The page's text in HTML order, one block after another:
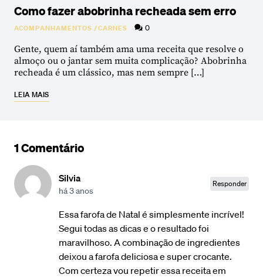
Como fazer abobrinha recheada sem erro
ACOMPANHAMENTOS /CARNES 0
Gente, quem aí também ama uma receita que resolve o
almoço ou o jantar sem muita complicação? Abobrinha
recheada é um clássico, mas nem sempre […]
LEIA MAIS
1 Comentário
Silvia
há 3 anos
Responder
Essa farofa de Natal é simplesmente incrível!
Segui todas as dicas e o resultado foi
maravilhoso. A combinação de ingredientes
deixou a farofa deliciosa e super crocante.
Com certeza vou repetir essa receita em